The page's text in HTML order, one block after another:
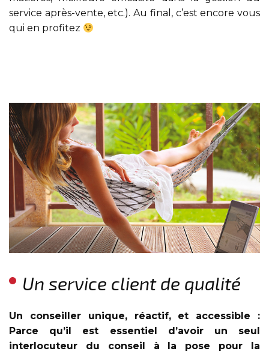
service après-vente, etc.). Au final, c’est encore vous
qui en profitez
Un service client de qualité
Un conseiller unique, réactif, et accessible :
Parce qu’il est essentiel d’avoir un seul
interlocuteur du conseil à la pose pour la